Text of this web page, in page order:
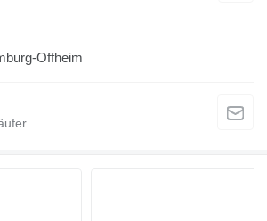
Offheim